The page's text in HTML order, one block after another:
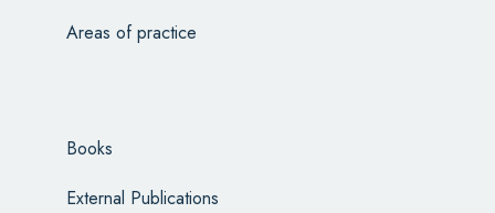
Areas of practice
Books
External Publications